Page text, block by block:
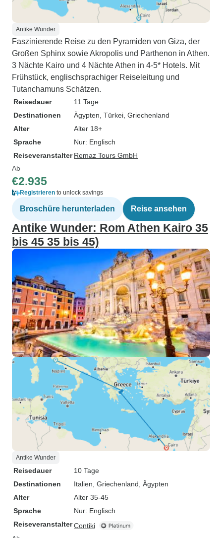
Antike Wunder
Faszinierende Reise zu den Pyramiden von Giza, der
Großen Sphinx sowie Akropolis und Parthenon in Athen.
3 Nächte Kairo und 4 Nächte Athen in 4-5* Hotels. Mit
Frühstück, englischsprachiger Reiseleitung und
Tutanchamuns Schätzen.
Reisedauer
11 Tage
Destinationen
Ägypten , Türkei , Griechenland
Alter
Alter 18+
Sprache
Nur: Englisch
Reiseveranstalter Remaz Tours GmbH
Ab
€2.935
Registrieren to unlock savings
Broschüre herunterladen Reise ansehen
Antike Wunder: Rom Athen Kairo 35
bis 45 35 bis 45)
Antike Wunder
Reisedauer
10 Tage
Destinationen
Italien , Griechenland , Ägypten
Alter
Alter 35-45
Sprache
Nur: Englisch
ReiseveranstalterContiki